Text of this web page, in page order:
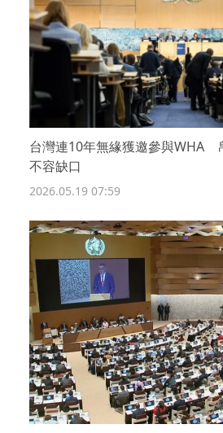
台灣連10年無緣獲邀參與WHA
不容缺口
2026.05.19 07:59